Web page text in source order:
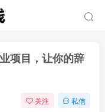
项目，让你的辞
关注 私信